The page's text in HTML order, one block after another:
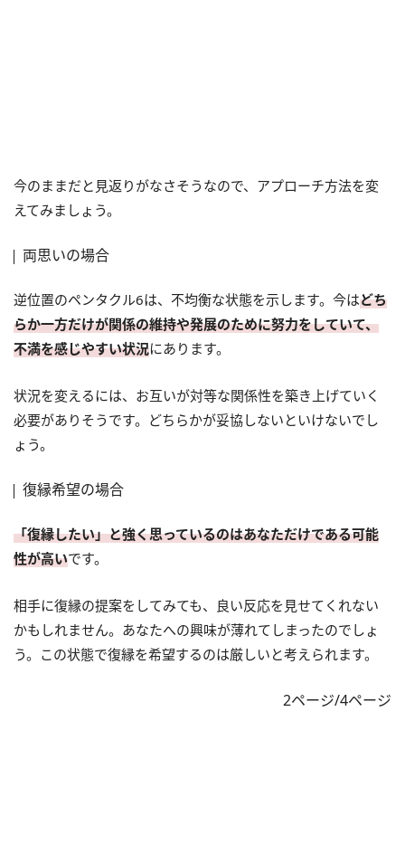
今のままだと見返りがなさそうなので、アプローチ方法を変
えてみましょう。
両思いの場合
逆位置のペンタクル6は、不均衡な状態を示します。今はどち
らか一方だけが関係の維持や発展のために努力をしていて、
不満を感じやすい状況にあります。
状況を変えるには、お互いが対等な関係性を築き上げていく
必要がありそうです。どちらかが妥協しないといけないでし
ょう。
復縁希望の場合
「復縁したい」と強く思っているのはあなただけである可能
性が高いです。
相手に復縁の提案をしてみても、良い反応を見せてくれない
かもしれません。あなたへの興味が薄れてしまったのでしょ
う。この状態で復縁を希望するのは厳しいと考えられます。
2ページ/4ページ